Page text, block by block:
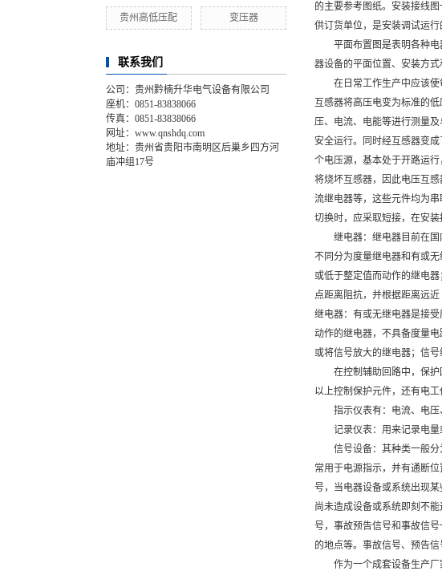
贵州高低压配 变压器
联系我们
公司：贵州黔楠升华电气设备有限公司
座机：0851-83838066
传真：0851-83838066
网址：www.qnshdq.com
地址：贵州省贵阳市南明区后巢乡四方河
庙冲组17号
的主要参考图纸。安装接线
供订货单位，是安装调试运
平面布置图是表明各种
器设备的平面位置、安装方
在日常工作生产中应该
互感器将高压电变为标准的
压、电流、电能等进行测量
安全运行。同时经互感器变
个电压源，基本处于开路运
将烧坏互感器，因此电压互
流继电器等，这些元件均为
切换时，应采取短接，在安装
继电器：继电器目前在
不同分为度量继电器和有或
或低于整定值而动作的继电
点距离阻抗，并根据距离远
继电器：有或无继电器是接
动作的继电器，不具备度量
或将信号放大的继电器；信
在控制辅助回路中，保
以上控制保护元件，还有电
指示仪表有：电流、电压
记录仪表：用来记录电
信号设备：其种类一般
常用于电源指示，并有通断
号，当电器设备或系统出现
尚未造成设备或系统即刻不
号，事故预告信号和事故信
的地点等。事故信号、预告
作为一个成套设备生产